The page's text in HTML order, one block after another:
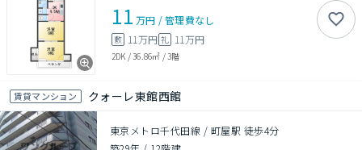
11 万円 /管理費なし
敷 11万円 礼 11万円
2DK /36.86㎡ /3階
賃貸マンション クォーレ東館西館
東京メトロ千代田線 / 町屋駅 徒歩4分